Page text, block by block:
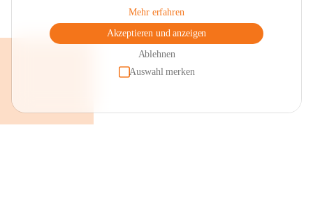
Mehr erfahren
Akzeptieren und anzeigen
Ablehnen
Auswahl merken